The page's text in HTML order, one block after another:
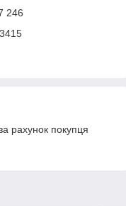
246
рахунок покупця